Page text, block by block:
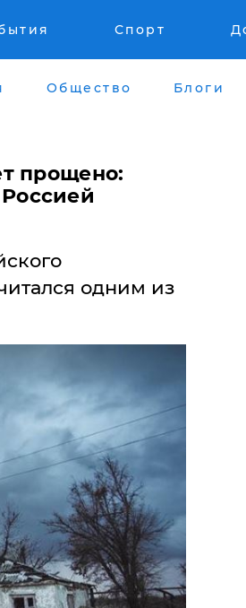
Спорт
Общество Блоги
прощено:
одним из